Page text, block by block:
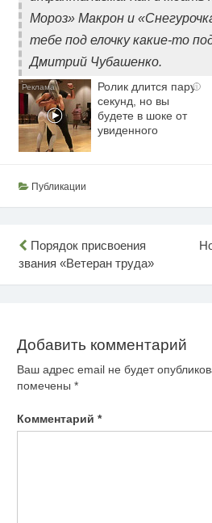
Мороз» Макрон и
тебе под елочку какие-то
Дмитрий Чубашенко.
i
Ролик длится пару
секунд, но вы
будете в шоке от
увиденного
Публикации
Навигация
по
Порядок присвоения
звания «Ветеран труда»
Добавить комментарий
Ваш адрес email не будет
помечены *
Комментарий *